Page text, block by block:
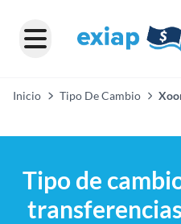
Inicio Tipo De Cambio
Tipo de